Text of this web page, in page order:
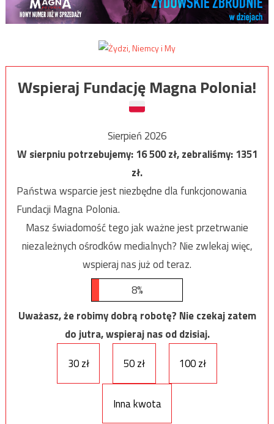
Wspieraj Fundację Magna Polonia!
Sierpień 2026
W sierpniu potrzebujemy:16 500zł, zebraliśmy:1351
zł.
Państwa wsparcie jest niezbędne dla funkcjonowania
Fundacji Magna Polonia.
Masz świadomość tego jak ważne jest przetrwanie
niezależnych ośrodków medialnych? Nie zwlekaj więc,
wspieraj nas już od teraz.
8%
Uważasz, że robimy dobrą robotę? Nie czekaj zatem
do jutra, wspieraj nas od dzisiaj.
30 zł
50 zł 100 zł
Inna kwota